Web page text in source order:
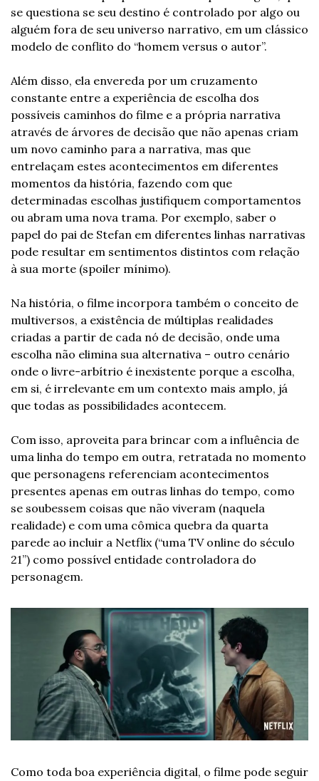
se questiona se seu destino é controlado por algo ou
alguém fora de seu universo narrativo, em um clássico
modelo de conflito do “homem versus o autor”.
Além disso, ela envereda por um cruzamento
constante entre a experiência de escolha dos
possíveis caminhos do filme e a própria narrativa
através de árvores de decisão que não apenas criam
um novo caminho para a narrativa, mas que
entrelaçam estes acontecimentos em diferentes
momentos da história, fazendo com que
determinadas escolhas justifiquem comportamentos
ou abram uma nova trama. Por exemplo, saber o
papel do pai de Stefan em diferentes linhas narrativas
pode resultar em sentimentos distintos com relação
à sua morte (spoiler mínimo).
Na história, o filme incorpora também o conceito de
multiversos, a existência de múltiplas realidades
criadas a partir de cada nó de decisão, onde uma
escolha não elimina sua alternativa – outro cenário
onde o livre-arbítrio é inexistente porque a escolha,
em si, é irrelevante em um contexto mais amplo, já
que todas as possibilidades acontecem.
Com isso, aproveita para brincar com a influência de
uma linha do tempo em outra, retratada no momento
que personagens referenciam acontecimentos
presentes apenas em outras linhas do tempo, como
se soubessem coisas que não viveram (naquela
realidade) e com uma cômica quebra da quarta
parede ao incluir a Netflix (“uma TV online do século
21”) como possível entidade controladora do
personagem.
Como toda boa experiência digital, o filme pode seguir